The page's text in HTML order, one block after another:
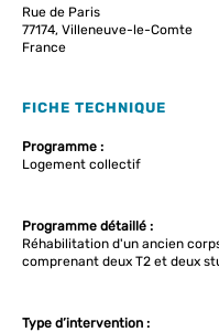
Rue de Paris
77174, Villeneuve-le-Comte
France
FICHE TECHNIQUE
Programme :
Logement collectif
Programme détaillé :
Réhabilitation d'un ancien
comprenant deux T2 et deux
Type d’intervention :